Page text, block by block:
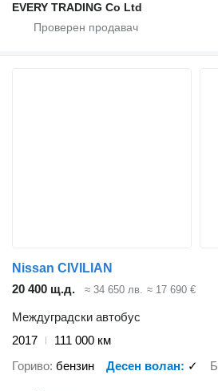
EVERY TRADING Co Ltd
Nissan CIVILIAN
20 400 щ.д.
≈ 34 650 лв. ≈ 17 690 €
Междуградски автобус
2017
111 000 км
Гориво бензин Десен волан ✓